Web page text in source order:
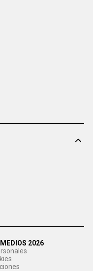
2026